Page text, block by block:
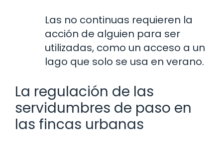
Las no continuas requieren la
acción de alguien para ser
utilizadas, como un acceso a un
lago que solo se usa en verano.
La regulación de las
servidumbres de paso en
las fincas urbanas